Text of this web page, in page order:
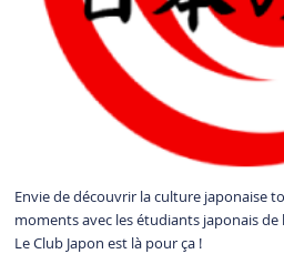
Envie de découvrir la culture japonaise
moments avec les étudiants japonais de
Le Club Japon est là pour ça !